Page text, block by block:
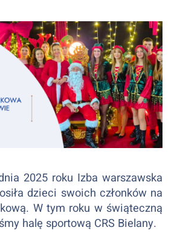
2025 roku Izba warszawska
dzieci swoich członków na
W tym roku w świąteczną
halę sportową CRS Bielany.